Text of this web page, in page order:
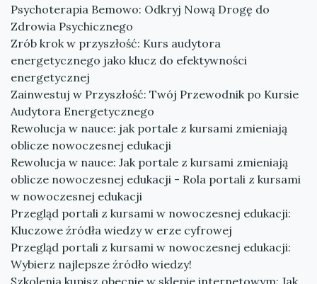
Psychoterapia Bemowo: Odkryj Nową Drogę do
Zdrowia Psychicznego
Zrób krok w przyszłość: Kurs audytora
energetycznego jako klucz do efektywności
energetycznej
Zainwestuj w Przyszłość: Twój Przewodnik po Kursie
Audytora Energetycznego
Rewolucja w nauce: jak portale z kursami zmieniają
oblicze nowoczesnej edukacji
Rewolucja w nauce: Jak portale z kursami zmieniają
oblicze nowoczesnej edukacji - Rola portali z kursami
w nowoczesnej edukacji
Przegląd portali z kursami w nowoczesnej edukacji:
Kluczowe źródła wiedzy w erze cyfrowej
Przegląd portali z kursami w nowoczesnej edukacji:
Wybierz najlepsze źródło wiedzy!
Szkolenia kupisz obecnie w sklepie internetowym: Jak